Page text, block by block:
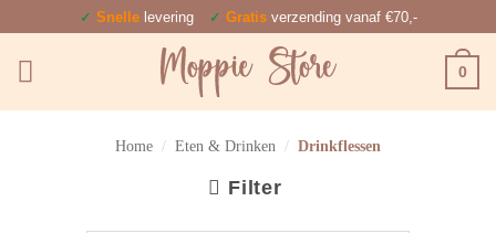
inhoud
✓ Snellelevering ✓ Gratisverzending vanaf €70,-
0
Home / Eten & Drinken / Drinkflessen
Filter